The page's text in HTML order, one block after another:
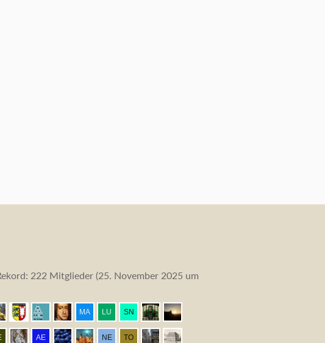
222 Mitglieder (25. November 2025 um